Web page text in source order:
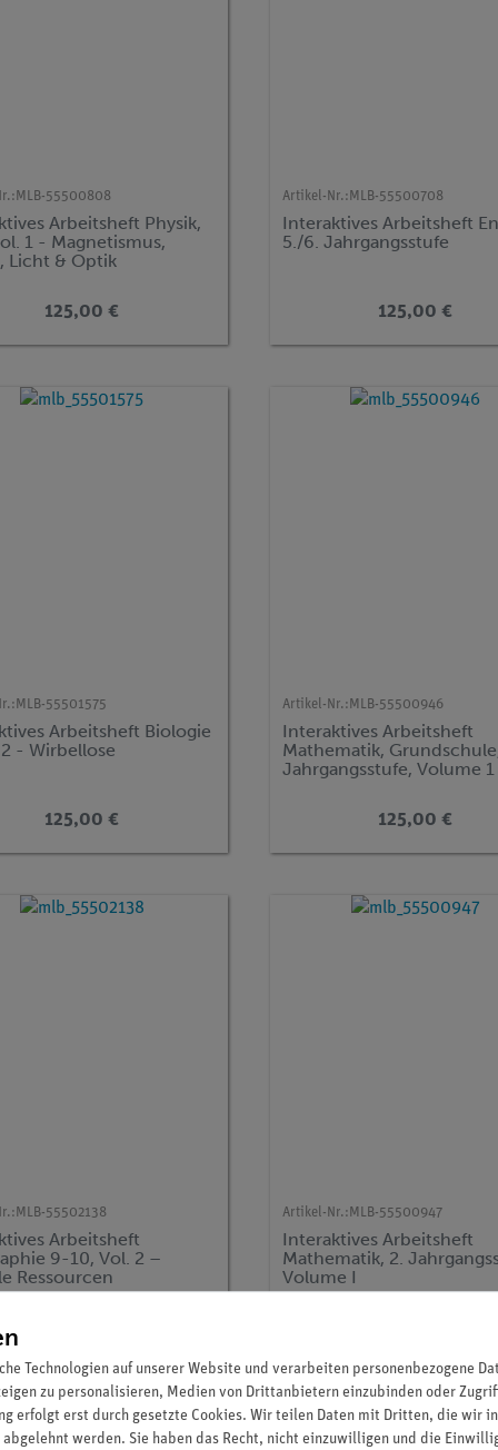
MLB-55500808
Arbeitsheft Physik,
1 - Magnetismus,
Licht & Optik
125,00 €
Artikel-Nr.: MLB-55500708
Interaktives Arbeitsheft
5./6. Jahrgangsstufe
125,00 €
MLB-55501575
Arbeitsheft Biologie
2 - Wirbellose
125,00 €
Artikel-Nr.: MLB-55500946
Interaktives Arbeitsheft
Mathematik,
Jahrgangsstufe, Volume 1
125,00 €
MLB-55502138
Arbeitsheft
9-10, Vol. 2 –
Ressourcen
Artikel-Nr.: MLB-55500947
Interaktives Arbeitsheft
Mathematik, 2.
Volume I
Technologien auf unserer Website und verarbeiten personenbezogene
zu personalisieren, Medien von Drittanbietern einzubinden oder
erfolgt erst durch gesetzte Cookies. Wir teilen Daten mit Dritten, die wir
werden. Sie haben das Recht, nicht einzuwilligen und die